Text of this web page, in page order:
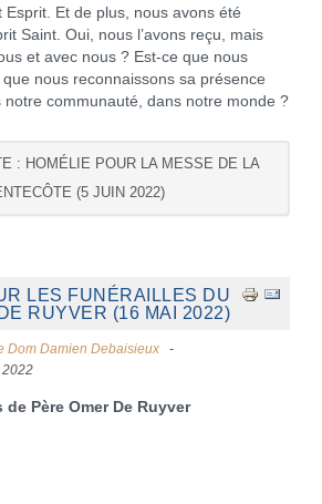
Esprit. Et de plus, nous avons été
Saint. Oui, nous l’avons reçu, mais
et avec nous ? Est-ce que nous
que nous reconnaissons sa présence
notre communauté, dans notre monde ?
: HOMÉLIE POUR LA MESSE DE LA
(5 JUIN 2022)
LES FUNÉRAILLES DU
RUYVER (16 MAI 2022)
Dom Damien Debaisieux
2022
Père Omer De Ruyver